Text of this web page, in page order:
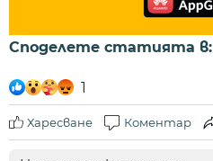
Споделете статията в:
1
Харесване Коментар